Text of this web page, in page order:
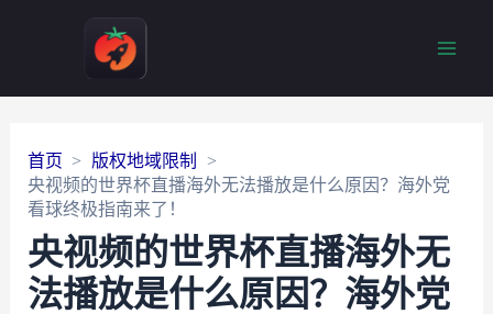
首页
版权地域限制
央视频的世界杯直播海外无法播放是什么原因？海外党
看球终极指南来了！
央视频的世界杯直播海外无
法播放是什么原因？海外党